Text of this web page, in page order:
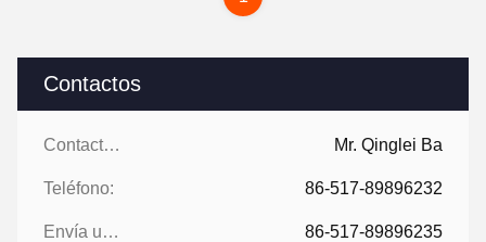
Contactos
Contactos: Mr. Qinglei Ba
Teléfono: 86-517-89896232
Envía un fax.: 86-517-89896235